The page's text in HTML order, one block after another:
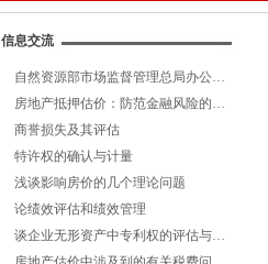
信息交流
自然资源部市场监督管理总局办公…
房地产抵押估价：防范金融风险的…
商誉损失及其评估
特许权的确认与计量
浅谈影响房价的几个理论问题
论绩效评估和绩效管理
谈企业无形资产中专利权的评估与…